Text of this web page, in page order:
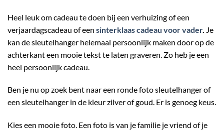
Heel leuk om cadeau te doen bij een verhuizing of een
verjaardagscadeau of een sinterklaas cadeau voor vader. Je
kan de sleutelhanger helemaal persoonlijk maken door op de
achterkant een mooie tekst te laten graveren. Zo heb je een
heel persoonlijk cadeau.
Ben je nu op zoek bent naar een ronde foto sleutelhanger of
een sleutelhanger in de kleur zilver of goud. Er is genoeg keus.
Kies een mooie foto. Een foto is van je familie je vriend of je